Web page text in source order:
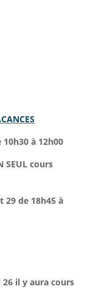
à 12h00
SEUL cours
29 de 18h45 à
il y aura cours